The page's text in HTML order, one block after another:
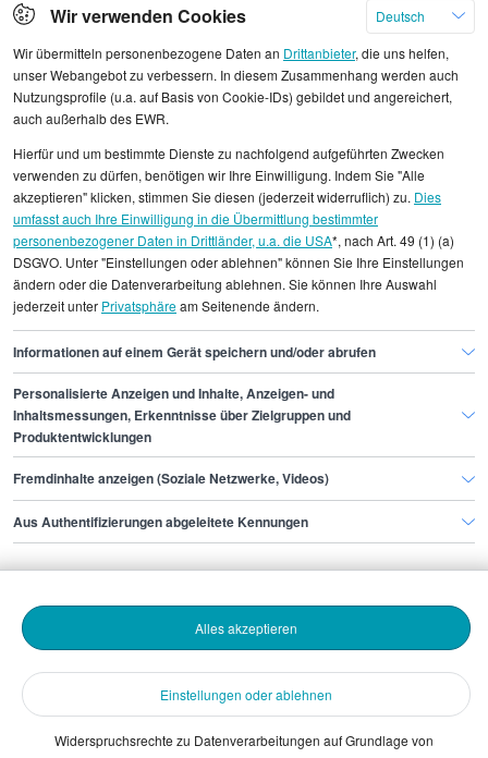
Klicken Sie hier, um weitere Angebote anzuzeigen
statistischen Erhebungen durch StepStone. Es sind
Durchschnittswerte und die Angaben können nicht
einzelnen Stellenangeboten zugeordnet werden.
Gehaltsinformationen
Gastronomie, Hotellerie
Guest Service Agent
Guest Service Agent Duisburg
Finde den Job,
der zu dir passt.
Bewerbende
Wir verwenden Cookies
Deutsch
Wir übermitteln personenbezogene Daten an Drittanbieter, die uns helfen,
unser Webangebot zu verbessern. In diesem Zusammenhang werden auch
Nutzungsprofile (u.a. auf Basis von Cookie-IDs) gebildet und angereichert,
auch außerhalb des EWR.
Hierfür und um bestimmte Dienste zu nachfolgend aufgeführten Zwecken
verwenden zu dürfen, benötigen wir Ihre Einwilligung. Indem Sie "Alle
akzeptieren" klicken, stimmen Sie diesen (jederzeit widerruflich) zu. Dies
umfasst auch Ihre Einwilligung in die Übermittlung bestimmter
personenbezogener Daten in Drittländer, u.a. die USA*, nach Art. 49 (1) (a)
DSGVO. Unter "Einstellungen oder ablehnen" können Sie Ihre Einstellungen
ändern oder die Datenverarbeitung ablehnen. Sie können Ihre Auswahl
jederzeit unter Privatsphäream Seitenende ändern.
Informationen auf einem Gerät speichern und/oder abrufen
Personalisierte Anzeigen und Inhalte, Anzeigen- und
Inhaltsmessungen, Erkenntnisse über Zielgruppen und
Produktentwicklungen
Fremdinhalte anzeigen (Soziale Netzwerke, Videos)
Aus Authentifizierungen abgeleitete Kennungen
Einstellungen oder ablehnen
Alles akzeptieren
Widerspruchsrechte zu Datenverarbeitungen auf Grundlage von